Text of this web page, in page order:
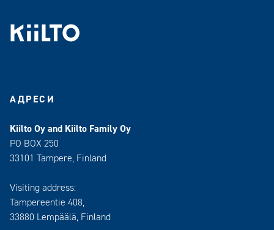
АДРЕСИ
Kiilto Oy and Kiilto Family Oy
PO BOX 250
33101 Tampere, Finland
Visiting address:
Tampereentie 408,
33880 Lempäälä, Finland